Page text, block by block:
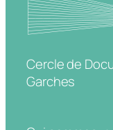
Cercle de
Garches